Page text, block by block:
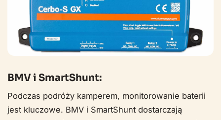
BMV i SmartShunt:
Podczas podróży kamperem, monitorowanie baterii
jest kluczowe. BMV i SmartShunt dostarczają